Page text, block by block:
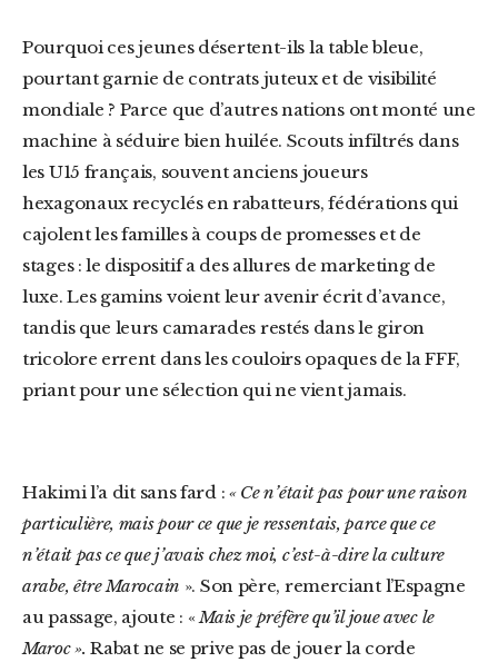
Pourquoi ces jeunes désertent-ils la table bleue,
pourtant garnie de contrats juteux et de visibilité
mondiale ? Parce que d’autres nations ont monté une
machine à séduire bien huilée. Scouts infiltrés dans
les U15 français, souvent anciens joueurs
hexagonaux recyclés en rabatteurs, fédérations qui
cajolent les familles à coups de promesses et de
stages : le dispositif a des allures de marketing de
luxe. Les gamins voient leur avenir écrit d’avance,
tandis que leurs camarades restés dans le giron
tricolore errent dans les couloirs opaques de la FFF,
priant pour une sélection qui ne vient jamais.
Hakimi l’a dit sans fard : « Ce n’était pas pour une raison
particulière, mais pour ce que je ressentais, parce que ce
n’était pas ce que j’avais chez moi, c’est-à-dire la culture
arabe, être Marocain ». Son père, remerciant l’Espagne
au passage, ajoute : «Mais je préfère qu’il joue avec le
Maroc ». Rabat ne se prive pas de jouer la corde